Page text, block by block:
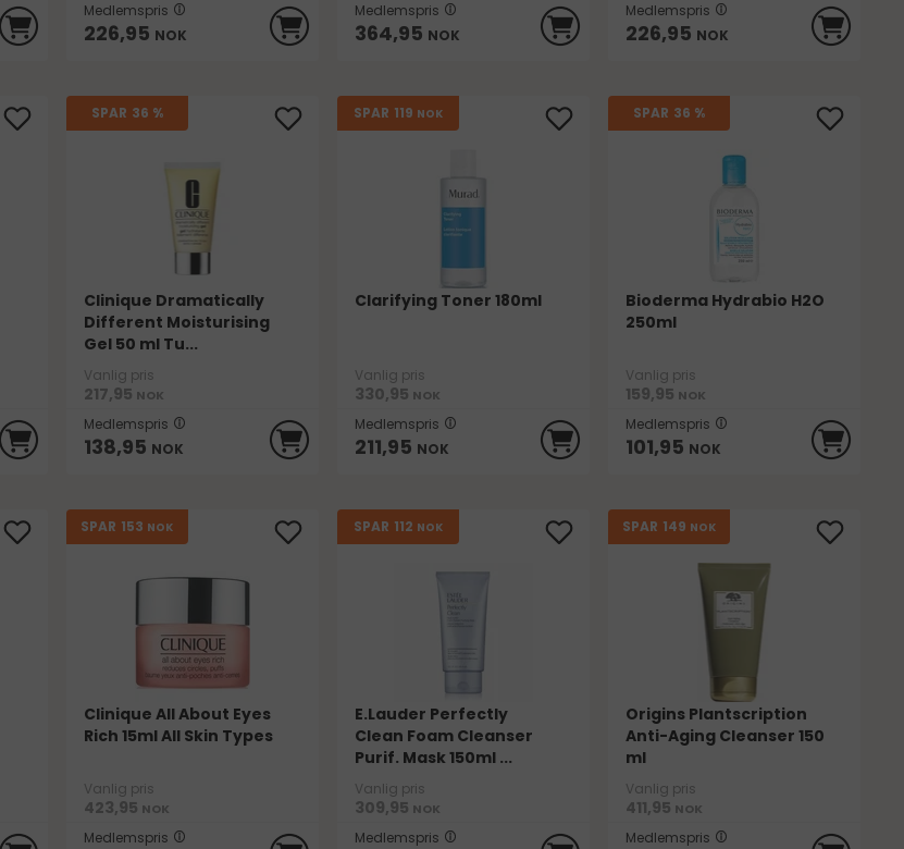
Medlemspris
226,95 NOK
Medlemspris
364,95 NOK
Medlemspris
226,95 NOK
SPAR 36 %
Clinique Dramatically
Different Moisturising
Gel 50 ml Tu...
Vanlig pris
217,95 NOK
Medlemspris
138,95 NOK
SPAR 119 NOK
Clarifying Toner 180ml
Vanlig pris
330,95 NOK
Medlemspris
211,95 NOK
SPAR 36 %
Bioderma Hydrabio H2O
250ml
Vanlig pris
159,95 NOK
Medlemspris
101,95 NOK
SPAR 153 NOK
Clinique All About Eyes
Rich 15ml All Skin Types
Vanlig pris
423,95 NOK
Medlemspris
SPAR 112 NOK
E.Lauder Perfectly
Clean Foam Cleanser
Purif. Mask 150ml ...
Vanlig pris
309,95 NOK
Medlemspris
SPAR 149 NOK
Origins Plantscription
Anti-Aging Cleanser 150
ml
Vanlig pris
411,95 NOK
Medlemspris